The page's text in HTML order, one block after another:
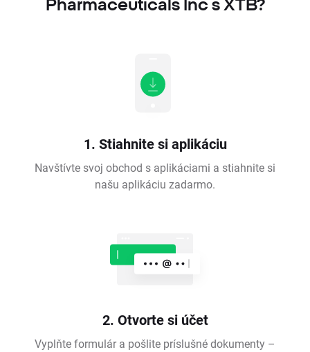
Pharmaceuticals Inc s XTB?
1. Stiahnite si aplikáciu
Navštívte svoj obchod s aplikáciami a stiahnite si
našu aplikáciu zadarmo.
2. Otvorte si účet
Vyplňte formulár a pošlite príslušné dokumenty –